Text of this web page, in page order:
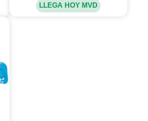
LLEGA HOY MVD